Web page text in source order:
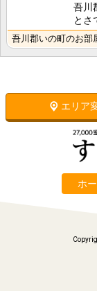
吾川
とさ
エリア
ホ